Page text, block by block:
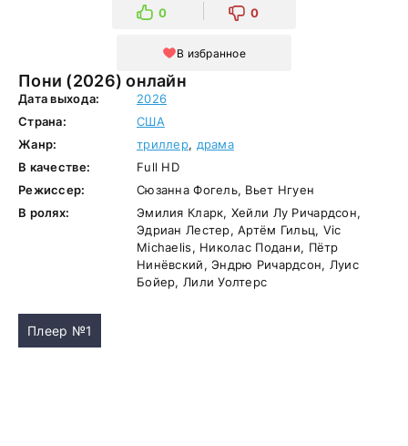
Пони (2026) онлайн
0 0
В избранное
Дата выхода:
2026
Страна:
США
Жанр:
триллер, драма
В качестве:
Full HD
Режиссер:
Сюзанна Фогель, Вьет Нгуен
В ролях:
Эмилия Кларк, Хейли Лу Ричардсон,
Эдриан Лестер, Артём Гильц, Vic
Michaelis, Николас Подани, Пётр
Нинёвский, Эндрю Ричардсон, Луис
Бойер, Лили Уолтерс
Плеер №1